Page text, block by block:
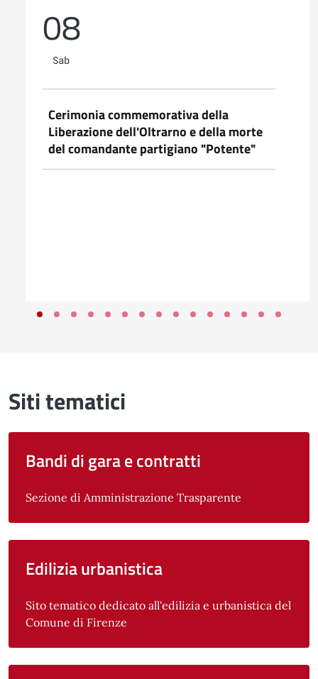
08
Sab
Cerimonia commemorativa della
Liberazione dell'Oltrarno e della morte
del comandante partigiano "Potente"
Siti tematici
Bandi di gara e contratti
Sezione di Amministrazione Trasparente
Edilizia urbanistica
Sito tematico dedicato all'edilizia e urbanistica del
Comune di Firenze